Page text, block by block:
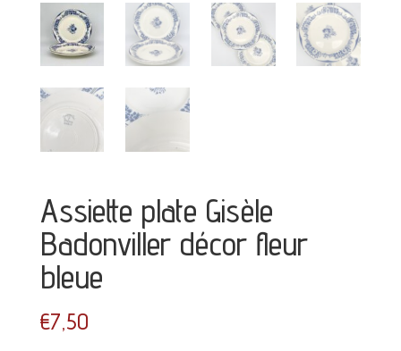
Assiette plate Gisèle
Badonviller décor fleur
bleue
€7,50